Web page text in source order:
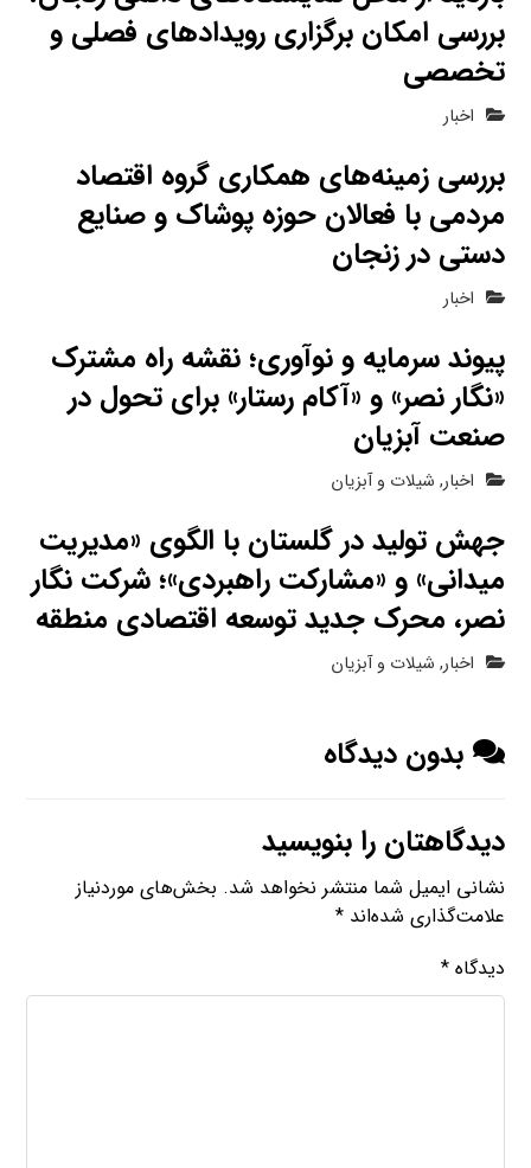
بررسی امکان برگزاری رویدادهای فصلی و
تخصصی
اخبار
بررسی زمینه‌های همکاری گروه اقتصاد
مردمی با فعالان حوزه پوشاک و صنایع
دستی در زنجان
اخبار
پیوند سرمایه و نوآوری؛ نقشه راه مشترک
«نگار نصر» و «آکام رستار» برای تحول در
صنعت آبزیان
اخبار, شیلات و آبزیان
جهش تولید در گلستان با الگوی «مدیریت
میدانی» و «مشارکت راهبردی»؛ شرکت نگار
نصر، محرک جدید توسعه اقتصادی منطقه
اخبار, شیلات و آبزیان
بدون دیدگاه
دیدگاهتان را بنویسید
نشانی ایمیل شما منتشر نخواهد شد. بخش‌های موردنیاز
علامت‌گذاری شده‌اند*
دیدگاه*